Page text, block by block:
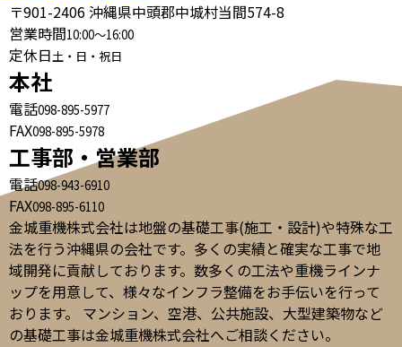
〒901-2406 沖縄県中頭郡中城村当間574-8
営業時間10:00～16:00
定休日土・日・祝日
本社
電話098-895-5977
FAX098-895-5978
工事部・営業部
電話098-943-6910
FAX098-895-6110
金城重機株式会社は地盤の基礎工事(施工・設計)や特殊な工
法を行う沖縄県の会社です。多くの実績と確実な工事で地
域開発に貢献しております。数多くの工法や重機ラインナ
ップを用意して、様々なインフラ整備をお手伝いを行って
おります。 マンション、空港、公共施設、大型建築物など
の基礎工事は金城重機株式会社へご相談ください。